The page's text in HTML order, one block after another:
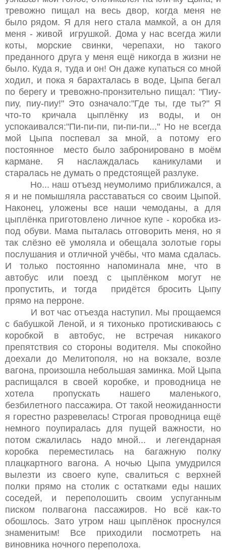
тревожно пищал на весь двор, когда меня не
было рядом. Я для него стала мамкой, а он для
меня - живой игрушкой. Дома у нас всегда жили
коты, морские свинки, черепахи, но такого
преданного друга у меня ещё никогда в жизни не
было. Куда я, туда и он! Он даже купаться со мной
ходил, и пока я барахталась в воде, Цыпа бегал
по берегу и тревожно-пронзительно пищал: "Пиу-
пиу, пиу-пиу!" Это означало:"Где ты, где ты?" Я
что-то кричала цыплёнку из воды, и он
успокаивался:"Пи-пи-пи, пи-пи-пи..." Но не всегда
мой Цыпа поспевал за мной, а потому его
постоянное место было забронировано в моём
кармане. Я наслаждалась каникулами и
старалась не думать о предстоящей разлуке.
Но... наш отъезд неумолимо приближался, а
я и не помышляла расставаться со своим Цыпой.
Наконец, уложены все наши чемоданы, а для
цыплёнка приготовлено личное купе - коробка из-
под обуви. Мама пыталась отговорить меня, но я
так слёзно её умоляла и обещала золотые горы
послушания и отличной учёбы, что мама сдалась.
И только постоянно напоминала мне, что в
автобус или поезд с цыплёнком могут не
пропустить, и тогда придётся бросить Цыпу
прямо на перроне.
И вот час отъезда наступил. Мы прощаемся
с бабушкой Леной, и я тихонько протискиваюсь с
коробкой в автобус, не встречая никакого
препятствия со стороны водителя. Мы спокойно
доехали до Мелитополя, но на вокзале, возле
вагона, произошла небольшая заминка. Мой Цыпа
распищался в своей коробке, и проводница не
хотела пропускать нашего маленького,
безбилетного пассажира. От такой неожиданности
я горестно разревелась! Строгая проводница ещё
немного поупиралась для пущей важности, но
потом сжалилась надо мной... и легендарная
коробка переместилась на багажную полку
плацкартного вагона. А ночью Цыпа умудрился
вылезти из своего купе, свалиться с верхней
полки прямо на столик с остатками еды наших
соседей, и переполошить своим успуганным
писком полвагона пассажиров. Но всё как-то
обошлось. Зато утром наш цыплёнок проснулся
знаменитым! Все приходили посмотреть на
виновника ночного переполоха.